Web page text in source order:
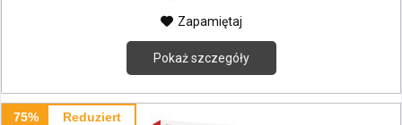
Zapamiętaj
Pokaż szczegóły
75% Reduziert